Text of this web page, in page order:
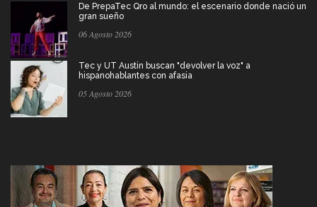
De PrepaTec Qro al mundo: el escenario donde nació un
gran sueño
06 Agosto 2026
Tec y UT Austin buscan "devolver la voz" a
hispanohablantes con afasia
05 Agosto 2026